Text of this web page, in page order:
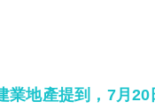
業地產提到，7月